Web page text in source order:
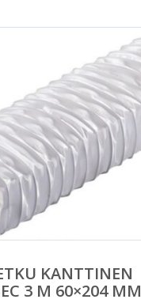
KANTTINEN
3 M 60×204 MM